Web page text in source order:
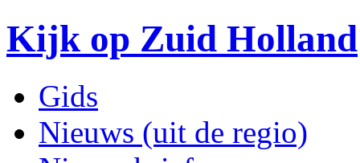
Kijk op Zuid Holland
Gids
Nieuws (uit de regio)